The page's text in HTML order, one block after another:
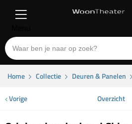
Home Collectie Deuren & Panelen
Vorige Overzicht